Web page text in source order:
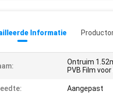
Informatie
Ontruim
PVB Film
Aangepast